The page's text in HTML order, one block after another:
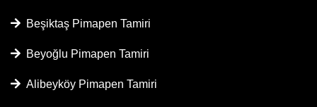
Beşiktaş Pimapen Tamiri
Beyoğlu Pimapen Tamiri
Alibeyköy Pimapen Tamiri